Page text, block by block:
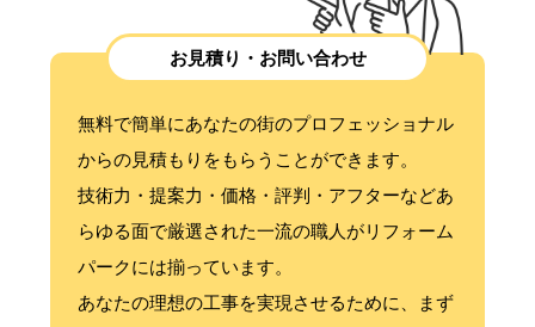
お見積り・お問い合わせ
無料で簡単にあなたの街のプロフェッショナル
からの見積もりをもらうことができます。
技術力・提案力・価格・評判・アフターなどあ
らゆる面で厳選された一流の職人がリフォーム
パークには揃っています。
あなたの理想の工事を実現させるために、まず